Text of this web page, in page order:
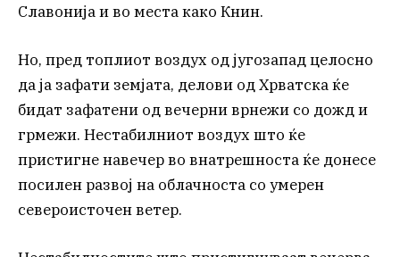
Славонија и во места како Книн.
Но, пред топлиот воздух од југозапад целосно
да ја зафати земјата, делови од Хрватска ќе
бидат зафатени од вечерни врнежи со дожд и
грмежи. Нестабилниот воздух што ќе
пристигне навечер во внатрешноста ќе донесе
посилен развој на облачноста со умерен
североисточен ветер.